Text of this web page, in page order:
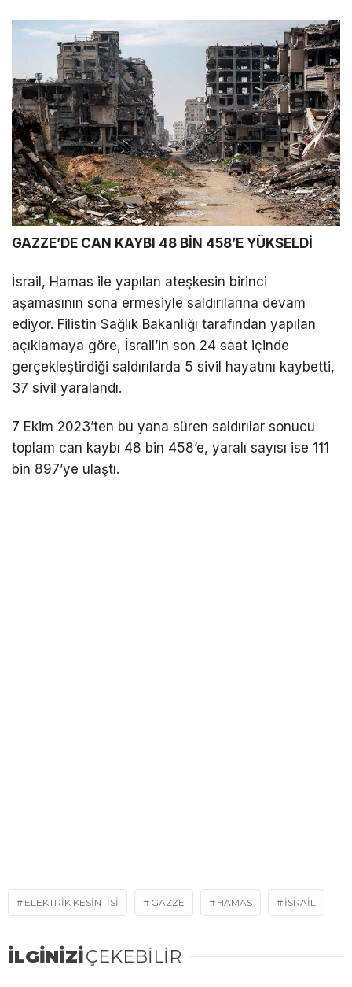
GAZZE’DE CAN KAYBI 48 BİN 458’E YÜKSELDİ
İsrail, Hamas ile yapılan ateşkesin birinci
aşamasının sona ermesiyle saldırılarına devam
ediyor. Filistin Sağlık Bakanlığı tarafından yapılan
açıklamaya göre, İsrail’in son 24 saat içinde
gerçekleştirdiği saldırılarda 5 sivil hayatını kaybetti,
37 sivil yaralandı.
7 Ekim 2023’ten bu yana süren saldırılar sonucu
toplam can kaybı 48 bin 458’e, yaralı sayısı ise 111
bin 897’ye ulaştı.
ELEKTRIK KESINTISI GAZZE HAMAS ISRAIL
İLGİNİZİÇEKEBİLİR